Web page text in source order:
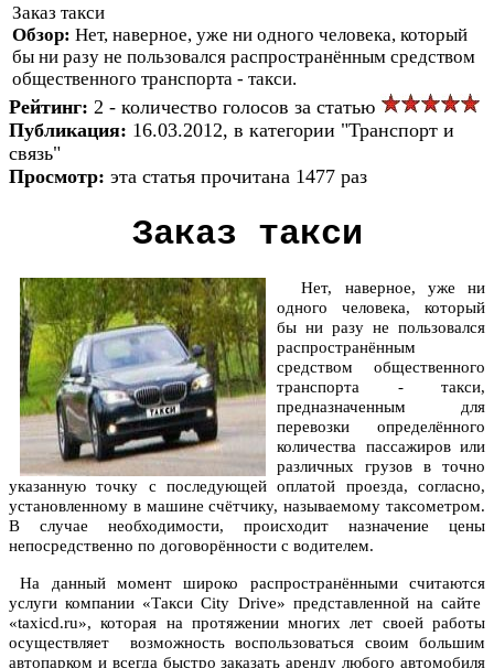
Заказ такси
Обзор: Нет, наверное, уже ни одного человека, который
бы ни разу не пользовался распространённым средством
общественного транспорта - такси.
Рейтинг: 2 - количество голосов за статью
Публикация: 16.03.2012, в категории "Транспорт и
связь"
Просмотр: эта статья прочитана 1477 раз
Заказ такси
Нет, наверное, уже ни
одного человека, который
бы ни разу не пользовался
распространённым
средством общественного
транспорта - такси,
предназначенным для
перевозки определённого
количества пассажиров или
различных грузов в точно
указанную точку с последующей оплатой проезда, согласно,
установленному в машине счётчику, называемому таксометром.
В случае необходимости, происходит назначение цены
непосредственно по договорённости с водителем.
На данный момент широко распространёнными считаются
услуги компании «Такси City Drive» представленной на сайте
«taxicd.ru», которая на протяжении многих лет своей работы
осуществляет возможность воспользоваться своим большим
автопарком и всегда быстро заказать аренду любого автомобиля